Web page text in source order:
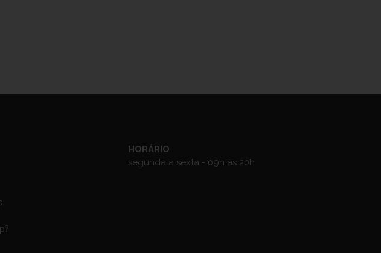
HORÁRIO
segunda a sexta - 09h às 20h